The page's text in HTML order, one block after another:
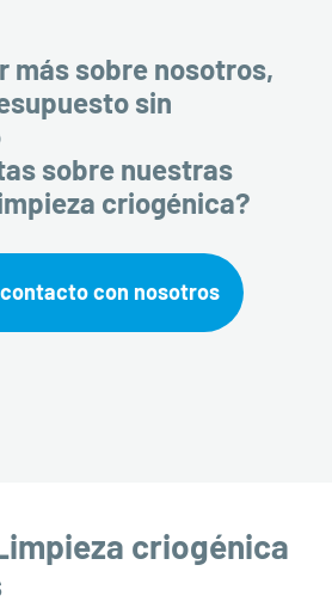
más sobre nosotros,
sin
sobre nuestras
criogénica?
con nosotros
criogénica